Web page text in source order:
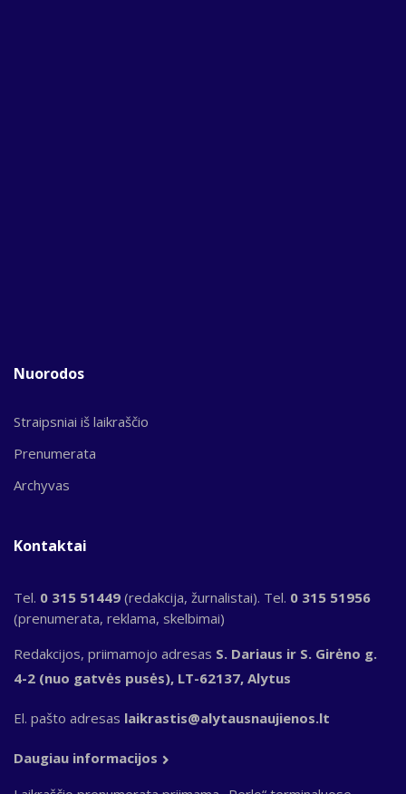
Nuorodos
Straipsniai iš laikraščio
Prenumerata
Archyvas
Kontaktai
Tel. 0 315 51449 (redakcija, žurnalistai). Tel. 0 315 51956
(prenumerata, reklama, skelbimai)
Redakcijos, priimamojo adresas S. Dariaus ir S. Girėno g.
4-2 (nuo gatvės pusės), LT-62137, Alytus
El. pašto adresas laikrastis@alytausnaujienos.lt
Daugiau informacijos